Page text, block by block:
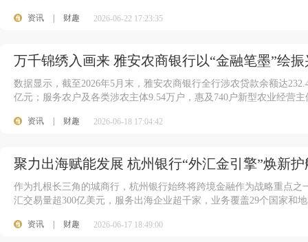
资讯 财趣 2026-06-22 17:23:35
万千锦绣入画来 雅安农商银行以“金融笔墨”绘振
数据显示，截至2026年5月末，雅安农商银行全行涉农贷款余额达
亿元；服务农户及各类涉农主体9.54万户，惠及740户新型农业经营
资讯 财趣 2026-06-18 17:04:42
聚力出海赋能发展 杭州银行“外汇金引擎”焕新护
作为扎根长三角的城商行，杭州银行始终将跨境金融作为战略重点
汇交易量超300亿美元，服务出海企业超千家，业务覆盖29个国家和
资讯 财趣 2026-06-17 18:49:00